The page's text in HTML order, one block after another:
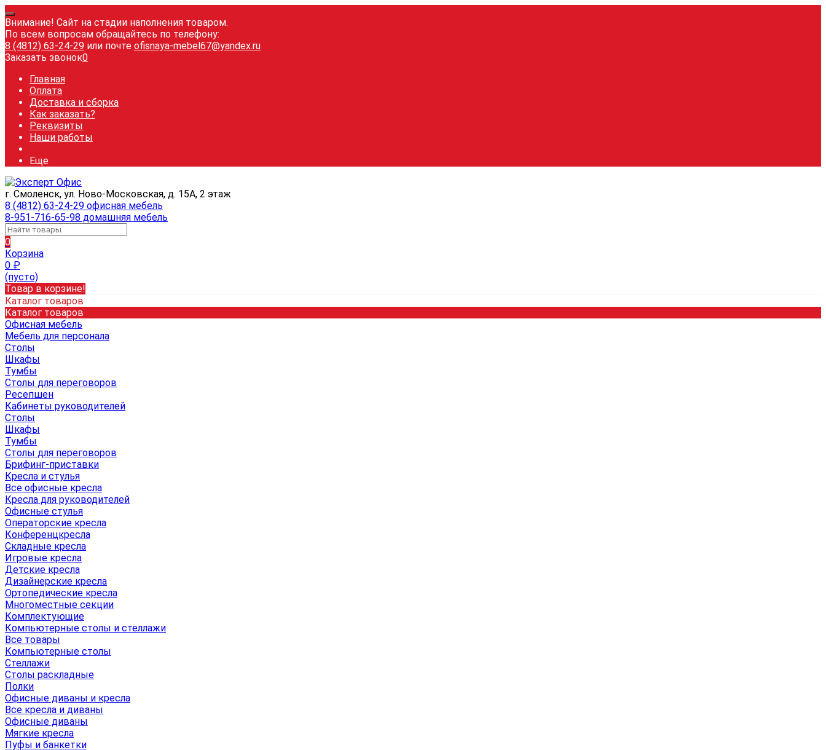
Внимание! Сайт на стадии наполнения товаром.
По всем вопросам обращайтесь по телефону:
8 (4812) 63-24-29 или почте ofisnaya-mebel67@yandex.ru
Заказать звонок0
Главная
Оплата
Доставка и сборка
Как заказать?
Реквизиты
Наши работы
Еще
г. Смоленск, ул. Ново-Московская, д. 15А, 2 этаж
8 (4812) 63-24-29 офисная мебель
8-951-716-65-98 домашняя мебель
0
Корзина
0 ₽
(пусто)
Товар в корзине!
Каталог товаров
Каталог товаров
Офисная мебель
Мебель для персонала
Столы
Шкафы
Тумбы
Столы для переговоров
Ресепшен
Кабинеты руководителей
Столы
Шкафы
Тумбы
Столы для переговоров
Брифинг-приставки
Кресла и стулья
Все офисные кресла
Кресла для руководителей
Офисные стулья
Операторские кресла
Конференцкресла
Складные кресла
Игровые кресла
Детские кресла
Дизайнерские кресла
Ортопедические кресла
Многоместные секции
Комплектующие
Компьютерные столы и стеллажи
Все товары
Компьютерные столы
Стеллажи
Столы раскладные
Полки
Офисные диваны и кресла
Все кресла и диваны
Офисные диваны
Мягкие кресла
Пуфы и банкетки